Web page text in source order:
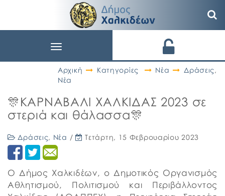
Toggle
Αρχική
Κατηγορίες Νέα Δράσεις,
Νέα
🎊ΚΑΡΝΑΒΑΛΙ ΧΑΛΚΙΔΑΣ 2023 σε
στεριά και θάλασσα🎊
Δράσεις, Νέα / Τετάρτη, 15 Φεβρουαρίου 2023
Ο Δήμος Χαλκιδέων, ο Δημοτικός Οργανισμός
Αθλητισμού, Πολιτισμού και Περιβάλλοντος